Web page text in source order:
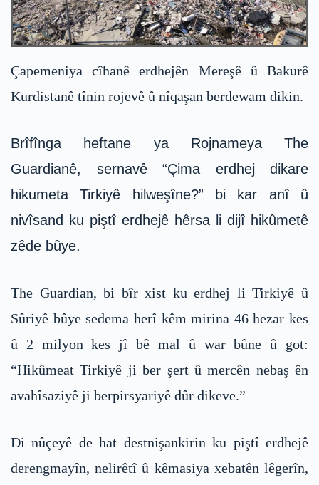
Çapemeniya cîhanê erdhejên Mereşê û Bakurê
Kurdistanê tînin rojevê û nîqaşan berdewam dikin.
Brîfînga heftane ya Rojnameya The
Guardianê, sernavê “Çima erdhej dikare
hikumeta Tirkiyê hilweşîne?” bi kar anî û
nivîsand ku piştî erdhejê hêrsa li dijî hikûmetê
zêde bûye.
The Guardian, bi bîr xist ku erdhej li Tirkiyê û
Sûriyê bûye sedema herî kêm mirina 46 hezar kes
û 2 milyon kes jî bê mal û war bûne û got:
“Hikûmeat Tirkiyê ji ber şert û mercên nebaş ên
avahîsaziyê ji berpirsyariyê dûr dikeve.”
Di nûçeyê de hat destnişankirin ku piştî erdhejê
derengmayîn, nelirêtî û kêmasiya xebatên lêgerîn,